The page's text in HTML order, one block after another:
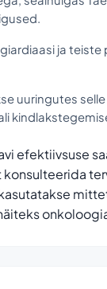
ja
uuringutes
efektiivsuse
konsulteerida